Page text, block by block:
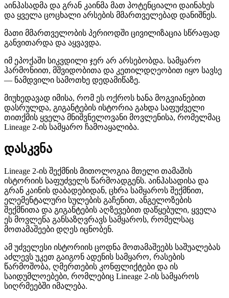
აინჰასადმა და გრან კაინმა მათ პოტენციალი დაინახეს
და ყველა ცოცხალი არსების მმართველებად დანიშნეს.
მათი მმართველობის პერიოდში ცივილიზაცია სწრაფად
განვითარდა და აყვავდა.
იმ ეპოქაში სიკვდილი ჯერ არ არსებობდა. სამყარო
ჰარმონიით, მშვიდობითა და კეთილდღეობით იყო სავსე
— ნამდვილი სამოთხე დედამიწაზე.
მიუხედავად იმისა, რომ ეს ოქროს ხანა მოგვიანებით
დასრულდა, გიგანტების ისტორია გახდა საფუძველი
თითქმის ყველა მნიშვნელოვანი მოვლენისა, რომელმაც
Lineage 2-ის სამყარო ჩამოაყალიბა.
დასკვნა
Lineage 2-ის შექმნის მითოლოგია მთელი თამაშის
ისტორიის საფუძველს წარმოადგენს. აინჰასადისა და
გრან კაინის დაბადებიდან, ცხრა სამყაროს შექმნით,
ელემენტალური სულების გაჩენით, ანგელოზების
შექმნითა და გიგანტების აღზევებით დაწყებული, ყველა
ეს მოვლენა განსაზღვრავს სამყაროს, რომელსაც
მოთამაშეები დღეს იცნობენ.
ამ უძველესი ისტორიის ცოდნა მოთამაშეებს საშუალებას
აძლევს უკეთ გაიგონ ადენის სამყარო, რასების
წარმოშობა, ღმერთების კონფლიქტები და ის
საიდუმლოებები, რომლებიც Lineage 2-ის სამყაროს
სიღრმეებში იმალება.